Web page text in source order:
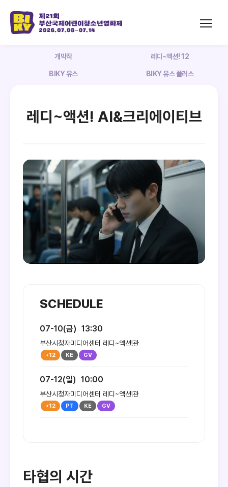
개막작 레디~액션! 12
BIKY 유스 BIKY 유스 플러스
레디~액션! AI&크리에이티브
SCHEDULE
07-10(금) 13:30
부산시청자미디어센터 레디~액션!관
07-12(일) 10:00
부산시청자미디어센터 레디~액션!관
타협의 시간